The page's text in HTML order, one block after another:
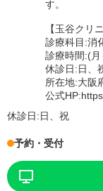
す。
【玉谷クリ
診療科目:消
診療時間:(
休診日:日、
所在地:大阪
公式
休診日:日、祝
予約・受付